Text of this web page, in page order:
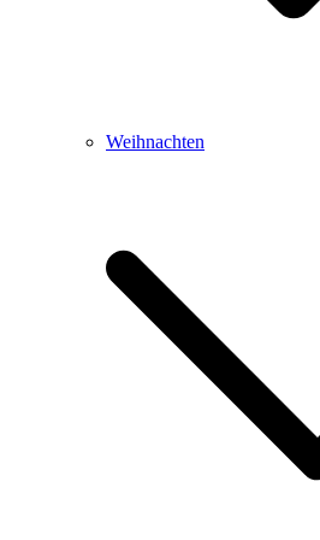
Weihnachten